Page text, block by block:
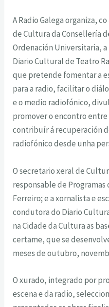
A Radio Galega organiza,
de Cultura da Consellería
Ordenación Universitaria,
Diario Cultural de Teatro
que pretende fomentar a
para a radio, facilitar o
e o medio radiofónico,
promover o encontro
contribuír á recuperación
radiofónico desde unha
O secretario xeral de
responsable de Programas
Ferreiro; e a xornalista e
condutora do Diario
na Cidade da Cultura as
certame, que se
meses de outubro,
O xurado, integrado por
escena e da radio,